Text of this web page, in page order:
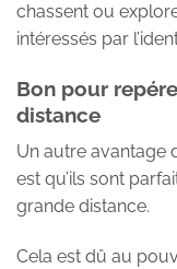
chassent ou
intéressés par
Bon pour
distance
Un autre avantage
est qu’ils sont
grande distance.
Cela est dû au